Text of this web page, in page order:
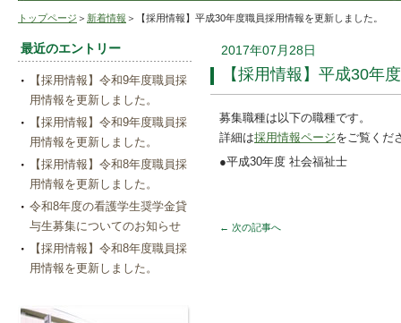
トップページ ＞ 新着情報 ＞【採用情報】平成30年度職員採用情報を更新しました。
2017年07月28日
【採用情報】平成30年
募集職種は以下の職種です。
詳細は採用情報ページをご覧くだ
●平成30年度 社会福祉士
← 次の記事へ
最近のエントリー
【採用情報】令和9年度職員採
用情報を更新しました。
【採用情報】令和9年度職員採
用情報を更新しました。
【採用情報】令和8年度職員採
用情報を更新しました。
令和8年度の看護学生奨学金貸
与生募集についてのお知らせ
【採用情報】令和8年度職員採
用情報を更新しました。